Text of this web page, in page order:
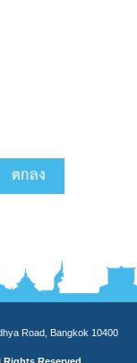
Road, Bangkok 10400